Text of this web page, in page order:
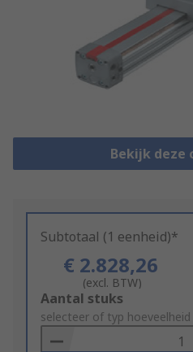
Bekijk deze
Subtotaal (1 eenheid)*
€ 2.828,26
(excl. BTW)
Add
to
Basket
Aantal stuks
selecteer of typ hoeveelheid